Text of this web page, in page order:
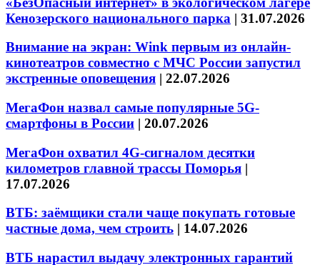
Кенозерского национального парка | 31.07.2026
Внимание на экран: Wink первым из онлайн-
кинотеатров совместно с МЧС России запустил
экстренные оповещения | 22.07.2026
МегаФон назвал самые популярные 5G-
смартфоны в России | 20.07.2026
МегаФон охватил 4G-сигналом десятки
километров главной трассы Поморья |
17.07.2026
ВТБ: заёмщики стали чаще покупать готовые
частные дома, чем строить | 14.07.2026
ВТБ нарастил выдачу электронных гарантий